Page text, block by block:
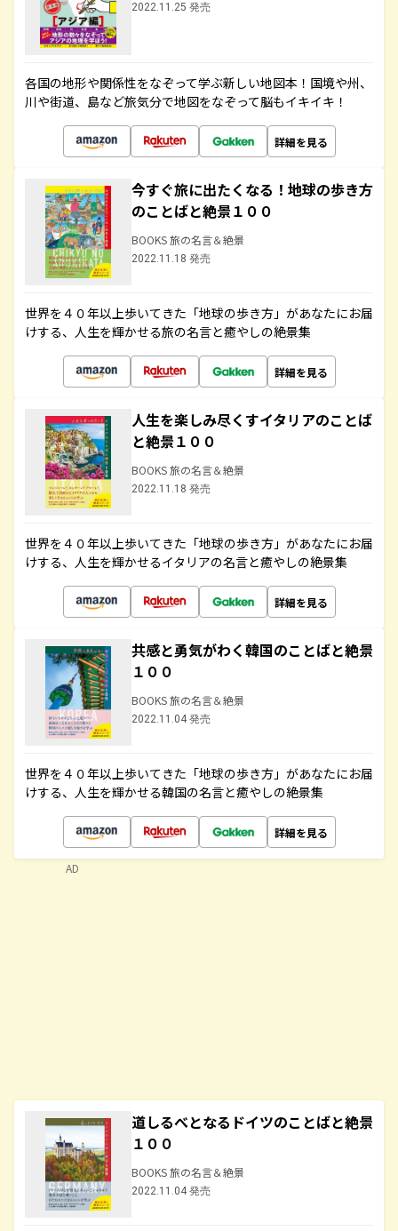
2022.11.25 発売
各国の地形や関係性をなぞって学ぶ新しい地図本！国境や州、
川や街道、島など旅気分で地図をなぞって脳もイキイキ！
詳細を見る
今すぐ旅に出たくなる！地球の歩き方
のことばと絶景１００
BOOKS 旅の名言＆絶景
2022.11.18 発売
世界を４０年以上歩いてきた「地球の歩き方」があなたにお届
けする、人生を輝かせる旅の名言と癒やしの絶景集
詳細を見る
人生を楽しみ尽くすイタリアのことば
と絶景１００
BOOKS 旅の名言＆絶景
2022.11.18 発売
世界を４０年以上歩いてきた「地球の歩き方」があなたにお届
けする、人生を輝かせるイタリアの名言と癒やしの絶景集
詳細を見る
共感と勇気がわく韓国のことばと絶景
１００
BOOKS 旅の名言＆絶景
2022.11.04 発売
世界を４０年以上歩いてきた「地球の歩き方」があなたにお届
けする、人生を輝かせる韓国の名言と癒やしの絶景集
詳細を見る
道しるべとなるドイツのことばと絶景
１００
BOOKS 旅の名言＆絶景
2022.11.04 発売
AD